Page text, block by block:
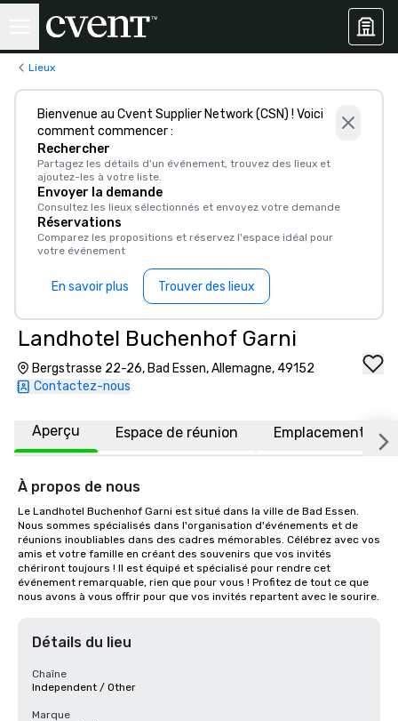
Lieux
Bienvenue au Cvent Supplier Network (CSN) ! Voici
comment commencer :
Rechercher
Partagez les détails d'un événement, trouvez des lieux et
ajoutez-les à votre liste.
Envoyer la demande
Consultez les lieux sélectionnés et envoyez votre demande
Réservations
Comparez les propositions et réservez l'espace idéal pour
votre événement
En savoir plus Trouver des lieux
Landhotel Buchenhof Garni
Bergstrasse 22-26, Bad Essen, Allemagne, 49152
Contactez-nous
Aperçu Espace de réunion Emplacement
À propos de nous
Le Landhotel Buchenhof Garni est situé dans la ville de Bad Essen.
Nous sommes spécialisés dans l'organisation d'événements et de
réunions inoubliables dans des cadres mémorables. Célébrez avec vos
amis et votre famille en créant des souvenirs que vos invités
chériront toujours ! Il est équipé et spécialisé pour rendre cet
événement remarquable, rien que pour vous ! Profitez de tout ce que
nous avons à vous offrir pour que vos invités repartent avec le sourire.
Détails du lieu
Chaîne
Independent / Other
Marque